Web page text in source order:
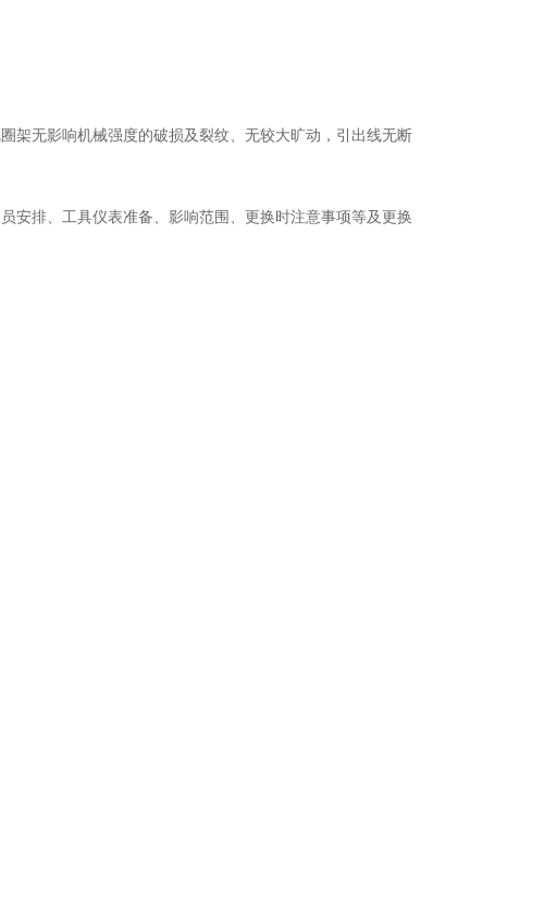
无影响机械强度的破损及裂纹、无较大旷动，引出线无断
排、工具仪表准备、影响范围、更换时注意事项等及更换